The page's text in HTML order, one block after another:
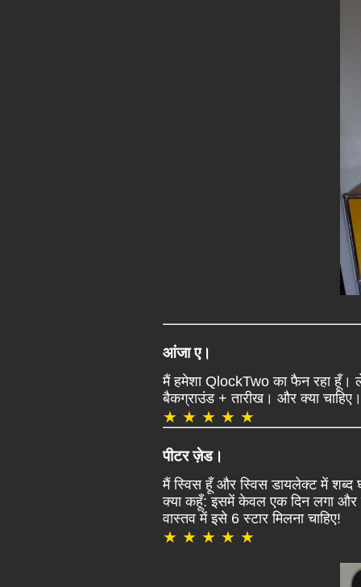
आंजा ए।
मैं हमेशा QlockTwo का फैन रहा हूँ।
बैकग्राउंड + तारीख। और क्या चाहिए।
★ ★ ★ ★ ★
पीटर ज़ेड।
मैं स्विस हूँ और स्विस डायलेक्ट में शब्द
क्या कहूँ: इसमें केवल एक दिन लगा
वास्तव में इसे 6 स्टार मिलना चाहिए!
★ ★ ★ ★ ★